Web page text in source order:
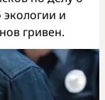
и
гривен.